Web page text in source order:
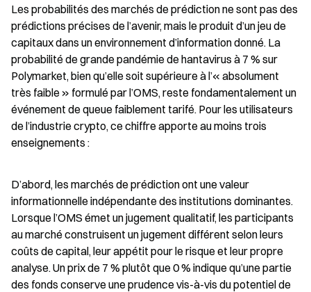
Les probabilités des marchés de prédiction ne sont pas des
prédictions précises de l’avenir, mais le produit d’un jeu de
capitaux dans un environnement d’information donné. La
probabilité de grande pandémie de hantavirus à 7 % sur
Polymarket, bien qu’elle soit supérieure à l’« absolument
très faible » formulé par l’OMS, reste fondamentalement un
événement de queue faiblement tarifé. Pour les utilisateurs
de l’industrie crypto, ce chiffre apporte au moins trois
enseignements :
D’abord, les marchés de prédiction ont une valeur
informationnelle indépendante des institutions dominantes.
Lorsque l’OMS émet un jugement qualitatif, les participants
au marché construisent un jugement différent selon leurs
coûts de capital, leur appétit pour le risque et leur propre
analyse. Un prix de 7 % plutôt que 0 % indique qu’une partie
des fonds conserve une prudence vis-à-vis du potentiel de